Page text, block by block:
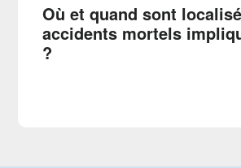
Où et quand sont
accidents mortels
?